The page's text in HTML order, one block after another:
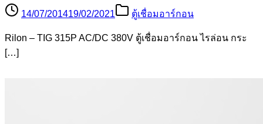
14/07/201419/02/2021 ตู้เชื่อมอาร์กอน
Rilon – TIG 315P AC/DC 380V ตู้เชื่อมอาร์กอน ไรล่อน กระ
[…]